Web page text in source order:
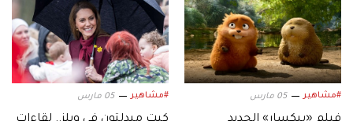
#مشاهير 05 مارس #مشاهير 05 مارس